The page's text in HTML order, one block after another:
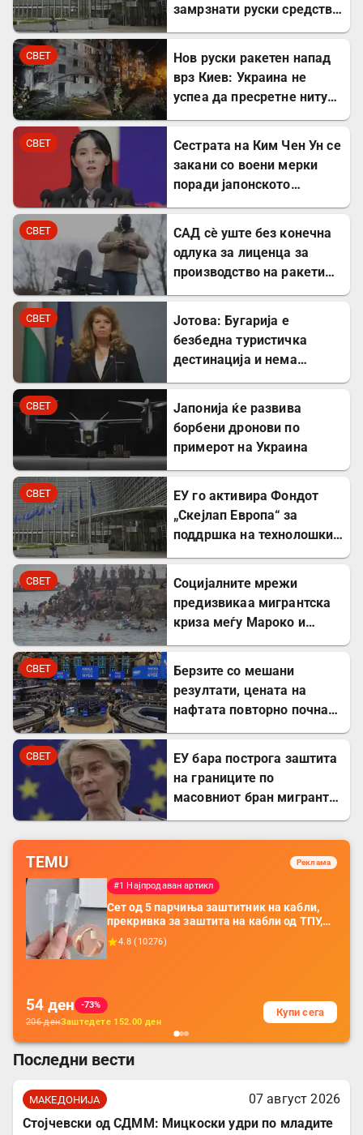
замрзнати руски средства
СВЕТ
Нов руски ракетен напад
врз Киев: Украина не
успеа да пресретне ниту
СВЕТ
Сестрата на Ким Чен Ун се
закани со воени мерки
поради јапонското
СВЕТ
САД сè уште без конечна
одлука за лиценца за
производство на ракети
СВЕТ
Јотова: Бугарија е
безбедна туристичка
дестинација и нема
СВЕТ
Јапонија ќе развива
борбени дронови по
примерот на Украина
СВЕТ
ЕУ го активира Фондот
„Скејлап Европа“ за
поддршка на технолошки
СВЕТ
Социјалните мрежи
предизвикаа мигрантска
криза меѓу Мароко и
СВЕТ
Берзите со мешани
резултати, цената на
нафтата повторно почна
СВЕТ
ЕУ бара построга заштита
на границите по
масовниот бран мигранти
TEMU Реклама
#1 Најпродаван артикл
Сет од 5 парчиња заштитник на кабли,
прекривка за заштита на кабли од ТПУ,
додатоци за заштита на кабли, без
батерија, за мобилни телефони, комплет
4.8 ( 10276)
54 ден
-73%
206денЗаштедете 152.00 ден
Купи сега
Последни вести
МАКЕДОНИЈА
07 август 2026
Стојчевски од СДММ: Мицкоски удри по младите